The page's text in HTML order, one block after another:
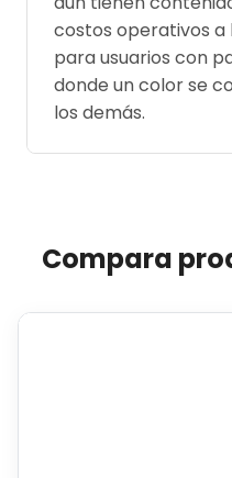
costos operativos a
para usuarios con
donde un color se
los demás.
Compara